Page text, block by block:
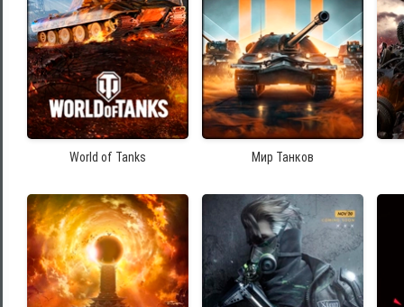
World of Tanks Мир Танков